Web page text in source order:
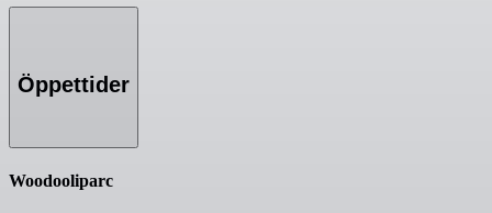
Öppettider
Woodooliparc